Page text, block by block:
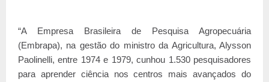
“A Empresa Brasileira de Pesquisa Agropecuária
(Embrapa), na gestão do ministro da Agricultura, Alysson
Paolinelli, entre 1974 e 1979, cunhou 1.530 pesquisadores
para aprender ciência nos centros mais avançados do